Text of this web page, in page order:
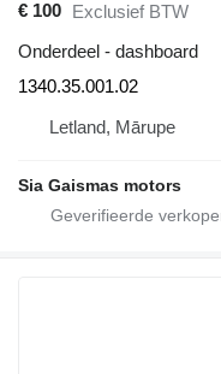
€ 100
Exclusief BTW
Onderdeel - dashboard
1340.35.001.02
Letland, Mārupe
Sia Gaismas motors